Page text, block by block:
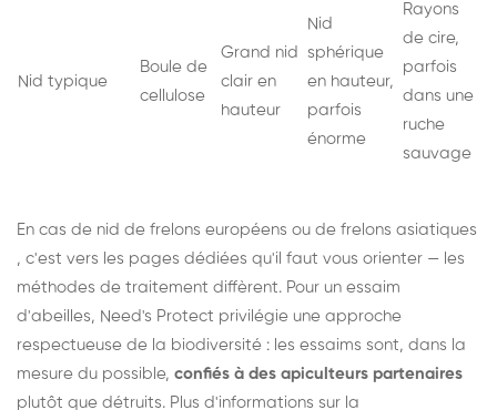
Nid typique
Boule de
cellulose
Grand nid
clair en
hauteur
Nid
sphérique
en hauteur,
parfois
énorme
Rayons
de cire,
parfois
dans une
ruche
sauvage
En cas de nid de frelons européens ou de frelons asiatiques
, c'est vers les pages dédiées qu'il faut vous orienter — les
méthodes de traitement diffèrent. Pour un essaim
d'abeilles, Need's Protect privilégie une approche
respectueuse de la biodiversité : les essaims sont, dans la
mesure du possible, confiés à des apiculteurs partenaires
plutôt que détruits. Plus d'informations sur la